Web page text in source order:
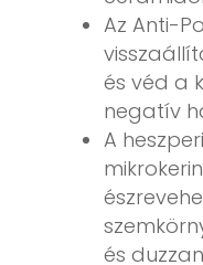
Az Anti-
és véd a
negatív
A
és